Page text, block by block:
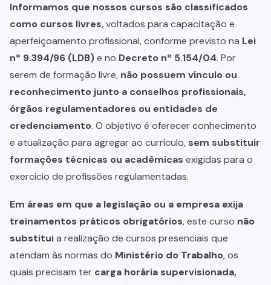
Informamos que nossos cursos são classificados
como cursos livres, voltados para capacitação e
aperfeiçoamento profissional, conforme previsto na Lei
nº 9.394/96 (LDB)e no Decreto nº 5.154/04. Por
serem de formação livre, não possuem vínculo ou
reconhecimento junto a conselhos profissionais,
órgãos regulamentadores ou entidades de
credenciamento. O objetivo é oferecer conhecimento
e atualização para agregar ao currículo, sem substituir
formações técnicas ou acadêmicas exigidas para o
exercício de profissões regulamentadas.
Em áreas em que a legislação ou a empresa exija
treinamentos práticos obrigatórios, este curso não
substituia realização de cursos presenciais que
atendam às normas do Ministério do Trabalho, os
quais precisam ter carga horária supervisionada,